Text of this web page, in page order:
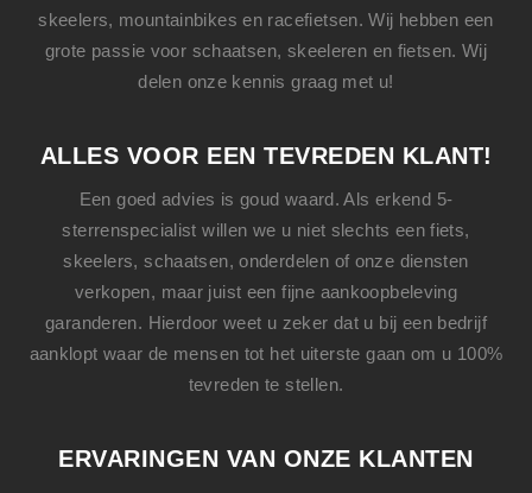
skeelers, mountainbikes en racefietsen. Wij hebben een
grote passie voor schaatsen, skeeleren en fietsen. Wij
delen onze kennis graag met u!
ALLES VOOR EEN TEVREDEN KLANT!
Een goed advies is goud waard. Als erkend 5-
sterrenspecialist willen we u niet slechts eenfiets,
skeelers,schaatsen, onderdelen of onze diensten
verkopen, maar juist een fijne aankoopbeleving
garanderen. Hierdoor weet u zeker dat u bij een bedrijf
aanklopt waar de mensen tot het uiterste gaan om u 100%
tevreden te stellen.
ERVARINGEN VAN ONZE KLANTEN